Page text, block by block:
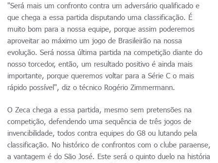
"Será mais um confronto contra um adversário qualificado e
que chega a essa partida disputando uma classificação. É
muito bom para a nossa equipe, porque assim poderemos
aproveitar ao máximo um jogo de Brasileirão na nossa
evolução. Será nossa última partida na competição diante do
nosso torcedor, então, um resultado positivo é ainda mais
importante, porque queremos voltar para a Série C o mais
rápido possível", diz o técnico Rogério Zimmermann.
O Zeca chega a essa partida, mesmo sem pretensões na
competição, defendendo uma sequência de três jogos de
invencibilidade, todos contra equipes do G8 ou lutando pela
classificação. No histórico de confrontos com o clube paraense,
a vantagem é do São José. Este será o quinto duelo na história